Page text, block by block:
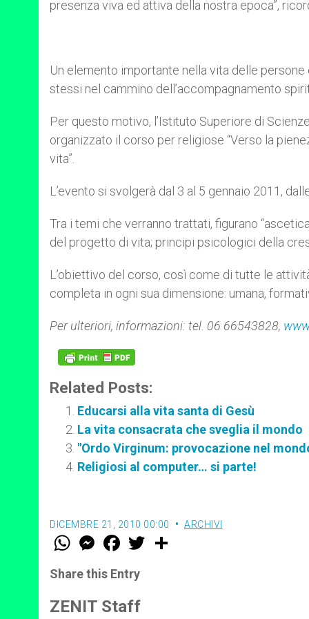
presenza viva ed attiva della nostra epoca”,
Un elemento importante nella vita delle
stessi nel cammino dell’accompagnamento
Per questo motivo, l’Istituto Superiore di
organizzato il corso per religiose “Verso la
vita”.
L’evento si svolgerà dal 3 al 5 gennaio 2011,
Tra i temi che verranno trattati, figurano
del progetto di vita; principi psicologici della
L’obiettivo del corso, così come di tutte le
completa in ogni sua dimensione: umana,
Per ulteriori, informazioni: tel. 06 66543828,
Related Posts:
Educarsi alla vita santa di Gesù
La vita consacrata che sveglia il mondo
"Ordo Virginum: provocazione nel
Religiosi al computer… si parte!
DICEMBRE 21, 2010 00:00 ARCHIVI
W
t
s
p
p
M
e
s
e
g
e
F
a
e
b
o
k
w
Share this Entry
ZENIT Staff